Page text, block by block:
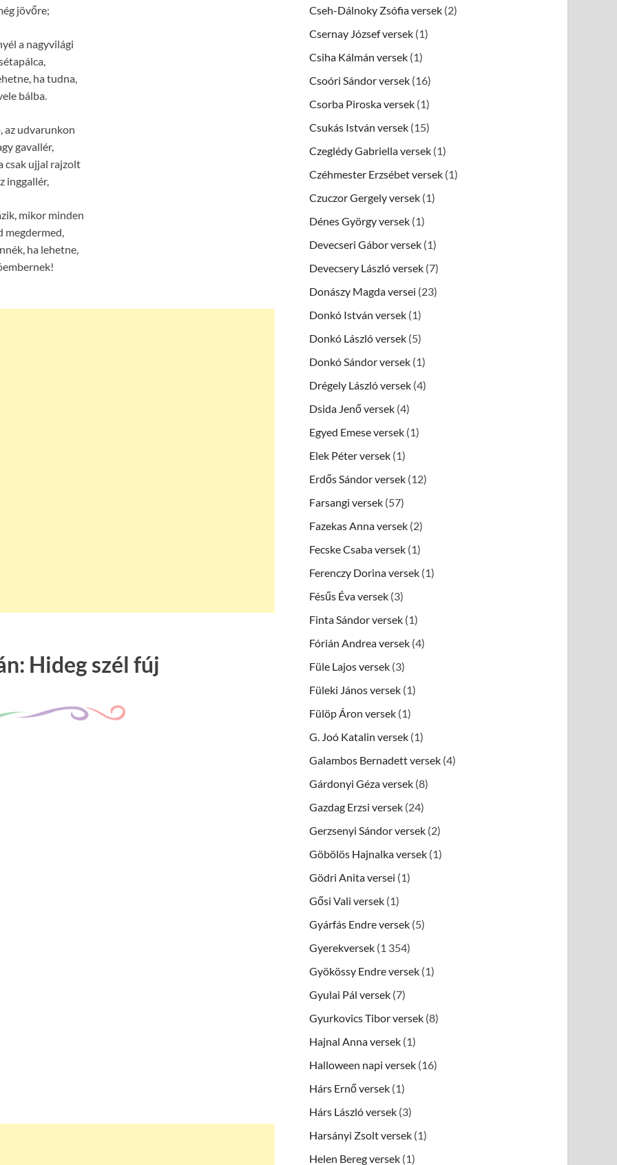
jövőre;
a nagyvilági
ha tudna,
bálba.
az udvarunkon
gavallér,
csak ujjal rajzolt
inggallér,
mikor minden
megdermed,
ha lehetne,
Hideg szél fúj
Cseh-Dálnoky Zsófia versek (2)
Csernay József versek (1)
Csiha Kálmán versek (1)
Csoóri Sándor versek (16)
Csorba Piroska versek (1)
Csukás István versek (15)
Czeglédy Gabriella versek (1)
Czéhmester Erzsébet versek (1)
Czuczor Gergely versek (1)
Dénes György versek (1)
Devecseri Gábor versek (1)
Devecsery László versek (7)
Donászy Magda versei (23)
Donkó István versek (1)
Donkó László versek (5)
Donkó Sándor versek (1)
Drégely László versek (4)
Dsida Jenő versek (4)
Egyed Emese versek (1)
Elek Péter versek (1)
Erdős Sándor versek (12)
Farsangi versek (57)
Fazekas Anna versek (2)
Fecske Csaba versek (1)
Ferenczy Dorina versek (1)
Fésűs Éva versek (3)
Finta Sándor versek (1)
Fórián Andrea versek (4)
Füle Lajos versek (3)
Füleki János versek (1)
Fülöp Áron versek (1)
G. Joó Katalin versek (1)
Galambos Bernadett versek (4)
Gárdonyi Géza versek (8)
Gazdag Erzsi versek (24)
Gerzsenyi Sándor versek (2)
Göbölös Hajnalka versek (1)
Gödri Anita versei (1)
Gősi Vali versek (1)
Gyárfás Endre versek (5)
Gyerekversek (1 354)
Gyökössy Endre versek (1)
Gyulai Pál versek (7)
Gyurkovics Tibor versek (8)
Hajnal Anna versek (1)
Halloween napi versek (16)
Hárs Ernő versek (1)
Hárs László versek (3)
Harsányi Zsolt versek (1)
Helen Bereg versek (1)